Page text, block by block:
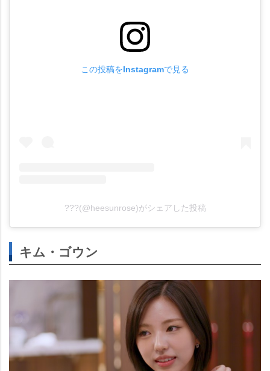
この投稿をInstagramで見る
???(@heesunrose)がシェアした投稿
キム・ゴウン